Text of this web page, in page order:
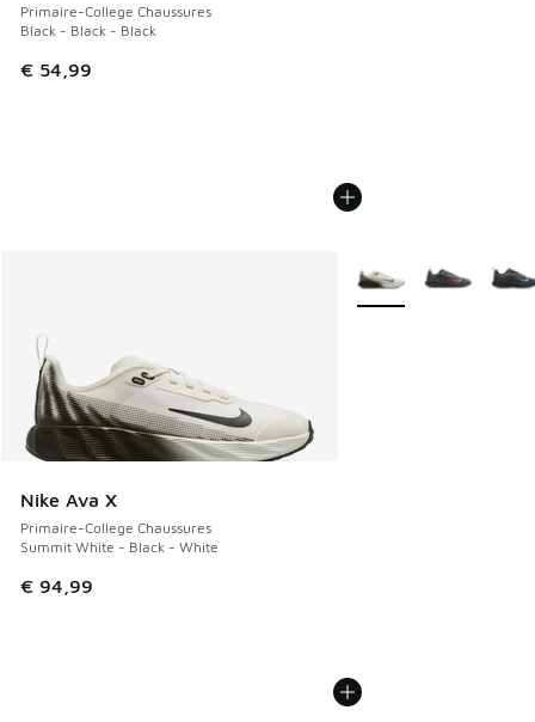
Primaire-College Chaussures
Black - Black - Black
€ 54,99
Nike Ava X
Primaire-College Chaussures
Summit White - Black - White
€ 94,99
Plus de couleurs